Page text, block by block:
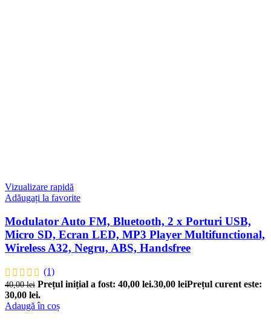
Vizualizare rapidă
Adăugați la favorite
Modulator Auto FM, Bluetooth, 2 x Porturi USB,
Micro SD, Ecran LED, MP3 Player Multifunctional,
Wireless A32, Negru, ABS, Handsfree
(1)
40,00lei Prețul inițial a fost: 40,00 lei.30,00 leiPrețul curent este:
30,00 lei.
Adaugă în coș